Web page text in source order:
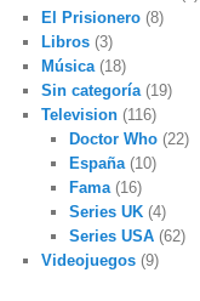
El Prisionero (8)
Libros (3)
Música (18)
Sin categoría (19)
Television (116)
Doctor Who(22)
España(10)
Fama(16)
Series UK(4)
Series USA(62)
Videojuegos (9)